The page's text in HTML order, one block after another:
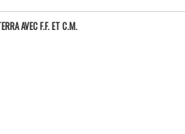
AVEC F.F. ET C.M.